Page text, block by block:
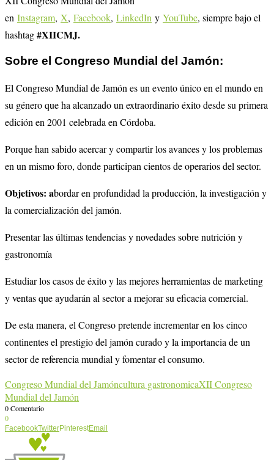
en Instagram, X, Facebook, LinkedIn y YouTube, siempre bajo el
hashtag#XIICMJ.
Sobre el Congreso Mundial del Jamón:
El Congreso Mundial de Jamón es un evento único en el mundo en
su género que ha alcanzado un extraordinario éxito desde su primera
edición en 2001 celebrada en Córdoba.
Porque han sabido acercar y compartir los avances y los problemas
en un mismo foro, donde participan cientos de operarios del sector.
Objetivos: abordar en profundidad la producción, la investigación y
la comercialización del jamón.
Presentar las últimas tendencias y novedades sobre nutrición y
gastronomía
Estudiar los casos de éxito y las mejores herramientas de marketing
y ventas que ayudarán al sector a mejorar su eficacia comercial.
De esta manera, el Congreso pretende incrementar en los cinco
continentes el prestigio del jamón curado y la importancia de un
sector de referencia mundial y fomentar el consumo.
Congreso Mundial del Jamóncultura gastronomicaXII Congreso
Mundial del Jamón
0 Comentario
0
FacebookTwitterPinterestEmail